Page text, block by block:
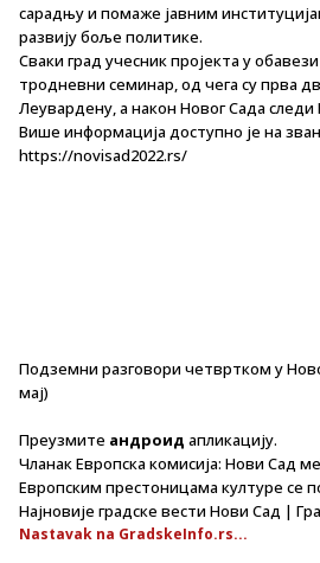
сарадњу и помаже јавним
развију боље политике.
Сваки град учесник пројекта у обавези
тродневни семинар, од чега су прва
Леувардену, а након Новог Сада
Више информација доступно је на
https://novisad2022.rs/
Подземни разговори четвртком у
мај)
Преузмите андроид апликацију.
Чланак Европска комисија: Нови Сад
Европским престоницама културе се
Најновије градске вести Нови Сад |
Nastavak na GradskeInfo.rs...